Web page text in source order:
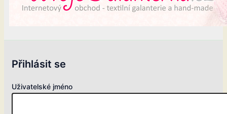
Přihlásit se
Uživatelské jméno